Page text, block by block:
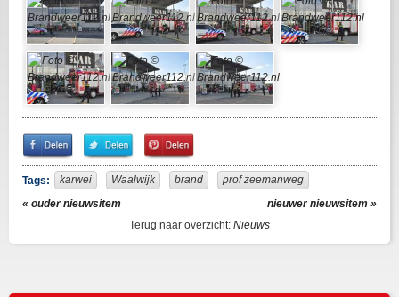
Share
on
Facebook
Share
on
Twitter
Pin
It!
Tags: karwei Waalwijk brand
prof zeemanweg
« ouder nieuwsitem
nieuwer nieuwsitem »
Terug naar overzicht: Nieuws